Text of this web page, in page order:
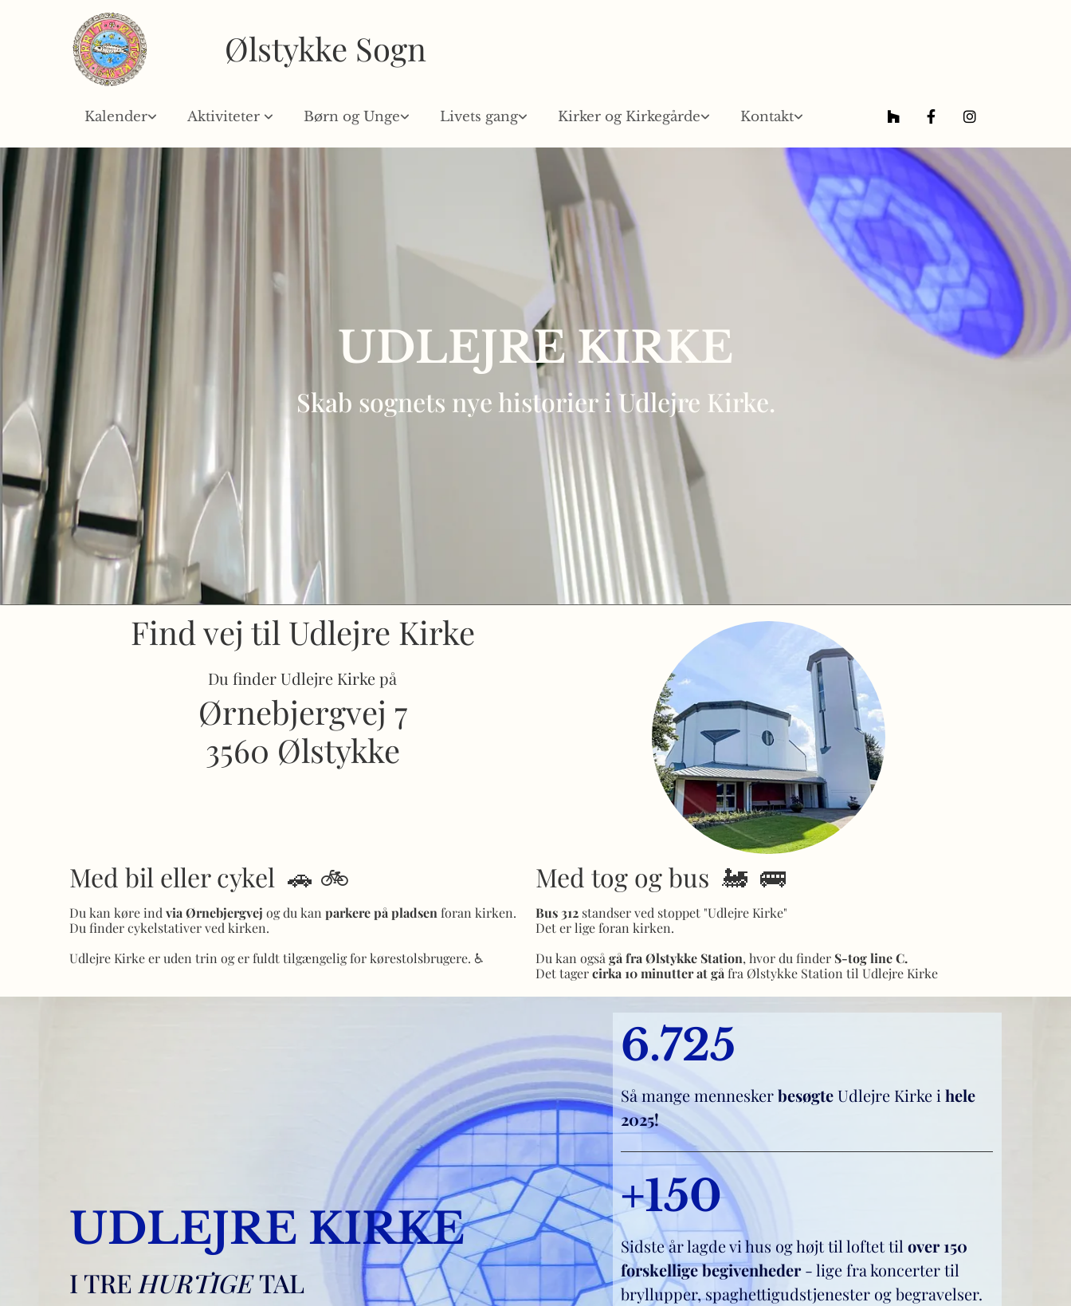
Ølstykke Sogn
Kalender Aktiviteter Børn og Unge Livets gang Kirker og Kirkegårde Kontakt
UDLEJRE KIRKE
Skab sognets nye historier i Udlejre Kirke.
Find vej til Udlejre Kirke
Du finder Udlejre Kirke på
Ørnebjergvej 7
3560 Ølstykke
Med bil eller cykel 🚗 🚲
Du kan køre ind via Ørnebjergvej og du kan parkere på pladsen foran kirken.
Du finder cykelstativer ved kirken.
Udlejre Kirke er uden trin og er fuldt tilgængelig for kørestolsbrugere. ♿️
Med tog og bus 🚂 🚌
Bus 312 standser ved stoppet "Udlejre Kirke"
Det er lige foran kirken.
Du kan også gå fra Ølstykke Station, hvor du finder S-tog line C.
Det tagercirka 10 minutterat gåfra Ølstykke Station til Udlejre Kirke
UDLEJRE KIRKE
I TRE HURTIGETAL
6.725
Så mange menneskerbesøgteUdlejre Kirke ihele
2025!
+150
Sidste år lagde vi hus og højt til loftet tilover 150
forskellige begivenheder- lige fra koncerter til
bryllupper, spaghettigudstjenester og begravelser.